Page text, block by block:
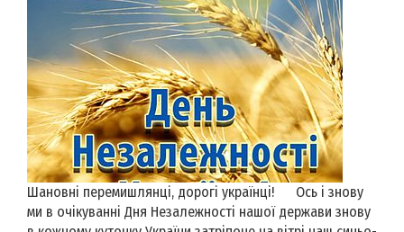
Шановні перемишлянці, дорогі українці! Ось і знову
ми в очікуванні Дня Незалежності нашої держави знову